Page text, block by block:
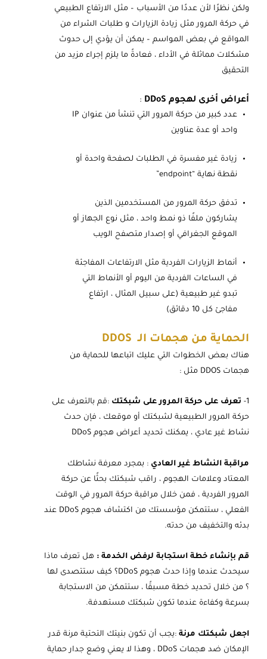
ولكن نظرًا لأن عددًا من الأسباب – مثل الارتفاع الطبيعي
في حركة المرور مثل زيادة الزيارات و طلبات الشراء من
المواقع في بعض المواسم – يمكن أن يؤدي إلى حدوث
مشكلات مماثلة في الأداء ، فعادةً ما يلزم إجراء مزيد من
التحقيق
أعراض أخرى لهجوم DDoS :
عدد كبير من حركة المرور التي تنشأ من عنوان IP
واحد أو عدة عناوين
زيادة غير مفسرة في الطلبات لصفحة واحدة أو
نقطة نهاية “endpoint”
تدفق حركة المرور من المستخدمين الذين
يشاركون ملفًا ذو نمط واحد ، مثل نوع الجهاز أو
الموقع الجغرافي أو إصدار متصفح الويب
أنماط الزيارات الفردية مثل الارتفاعات المفاجئة
في الساعات الفردية من اليوم أو الأنماط التي
تبدو غير طبيعية (على سبيل المثال ، ارتفاع
مفاجئ كل 10 دقائق)
الحماية من هجمات الـ DDOS
هناك بعض الخطوات التي عليك اتباعها للحماية من
هجمات DDOS مثل :
1- تعرف على حركة المرور على شبكتك :قم بالتعرف على
حركة المرور الطبيعية لشبكتك أو موقعك ، فإن حدث
نشاط غير عادي ، يمكنك تحديد أعراض هجوم DDoS
مراقبة النشاط غير العادي : بمجرد معرفة نشاطك
المعتاد وعلامات الهجوم ، راقب شبكتك بحثًا عن حركة
المرور الفردية ، فمن خلال مراقبة حركة المرور في الوقت
الفعلي ، ستتمكن مؤسستك من اكتشاف هجوم DDoS عند
بدئه والتخفيف من حدته.
قم بإنشاء خطة استجابة لرفض الخدمة : هل تعرف ماذا
سيحدث عندما وإذا حدث هجوم DDoS؟ كيف ستتصدى لها
؟ من خلال تحديد خطة مسبقًا ، ستتمكن من الاستجابة
بسرعة وكفاءة عندما تكون شبكتك مستهدفة.
اجعل شبكتك مرنة :يجب أن تكون بنيتك التحتية مرنة قدر
الإمكان ضد هجمات DDoS ، وهذا لا يعني وضع جدار حماية